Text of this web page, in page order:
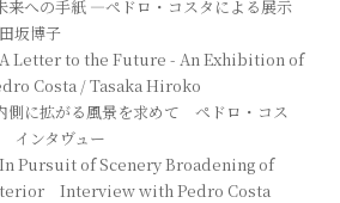
来への手紙 ―ペドロ・コスタによる展示
坂博子
Letter to the Future - An Exhibition of
Costa / Tasaka Hiroko
側に拡がる風景を求めて ペドロ・コス
インタヴュー
Pursuit of Scenery Broadening of
Interview with Pedro Costa